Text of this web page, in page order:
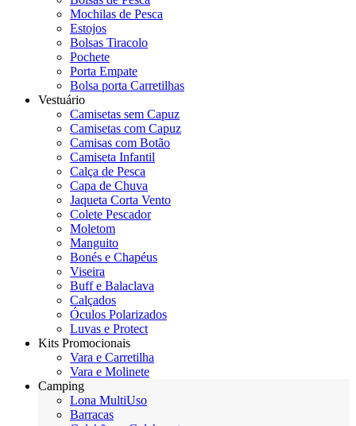
Mochilas de Pesca
Estojos
Bolsas Tiracolo
Pochete
Porta Empate
Bolsa porta Carretilhas
Vestuário
Camisetas sem Capuz
Camisetas com Capuz
Camisas com Botão
Camiseta Infantil
Calça de Pesca
Capa de Chuva
Jaqueta Corta Vento
Colete Pescador
Moletom
Manguito
Bonés e Chapéus
Viseira
Buff e Balaclava
Calçados
Óculos Polarizados
Luvas e Protect
Kits Promocionais
Vara e Carretilha
Vara e Molinete
Camping
Lona MultiUso
Barracas